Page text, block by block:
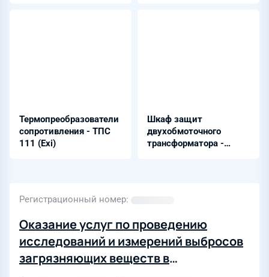
Термопреобразователи
сопротивления - ТПС
111 (Exi)
Шкаф защит
двухобмоточного
трансформатора -
Регистрационный номер
Оказание услуг по проведению
исследований и измерений выбросов
загрязняющих веществ в